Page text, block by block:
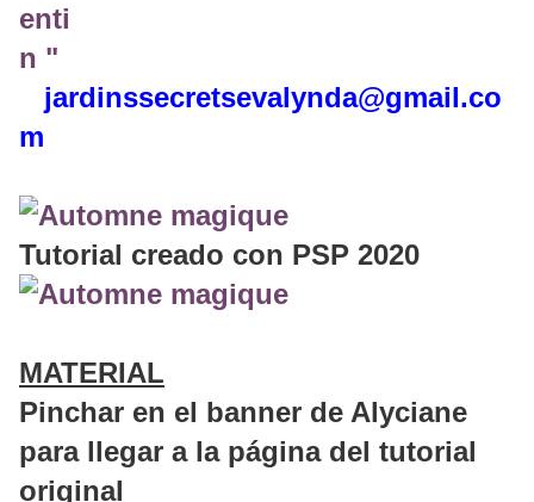
jardinssecretsevalynda@gmail.co
m
Tutorial creado con PSP 2020
MATERIAL
Pinchar en el banner de Alyciane
para llegar a la página del tutorial
original